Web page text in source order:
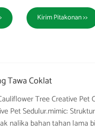
Kirim Pitakonan >>
Tawa Coklat
Tree Creative
Pet Sedulur.mimic:
nalika bahan tahan lama